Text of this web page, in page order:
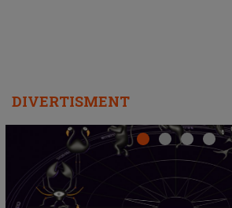
DIVERTISMENT